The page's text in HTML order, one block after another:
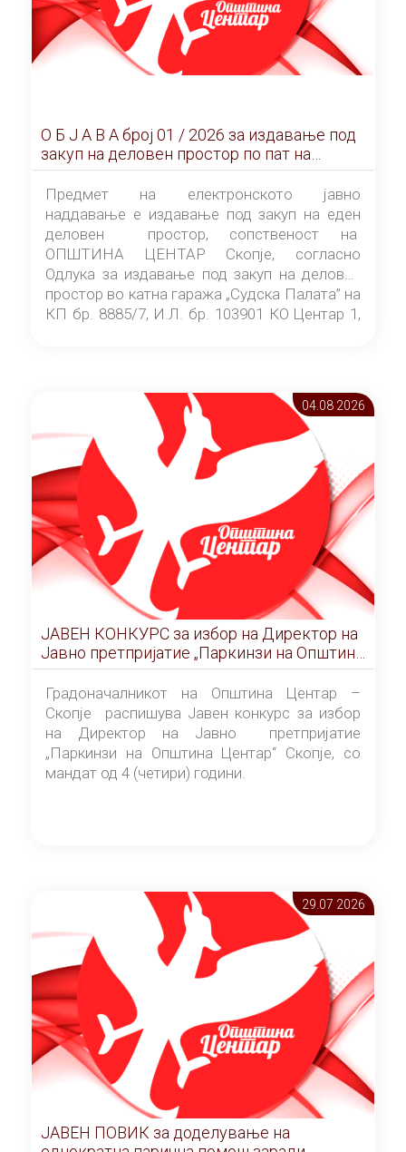
О Б Ј А В А брoj 01 / 2026 за издавање под
закуп на деловен простор по пат на
ЕЛЕКТРОНСКО ЈАВНО НАДДАВАЊЕ
Предмет на електронското јавно
наддавање е издавање под закуп на еден
деловен простор, сопственост на
ОПШТИНА ЦЕНТАР Скопје, согласно
Одлука за издавање под закуп на деловен
простор во катна гаража „Судска Палата” на
КП бр. 8885/7, И.Л. бр. 103901 КО Центар 1,
Скопје” број 9/2026), за времетраење од 3
(три) години од денот на потпишувањето на
Договорот за закуп со најповолниот
понудувач.
04.08 2026
ЈАВЕН КОНКУРС за избор на Директор на
Јавно претпријатие „Паркинзи на Општина
Центар“ – Скопје
Градоначалникот на Општина Центар –
Скопје распишува Јавен конкурс за избор
на Директор на Јавно претпријатие
„Паркинзи на Општина Центар“ Скопје, со
мандат од 4 (четири) години.
29.07 2026
ЈАВЕН ПОВИК за доделување на